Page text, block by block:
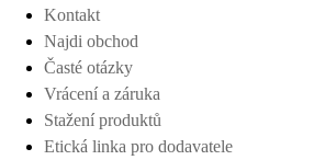
Kontakt
Najdi obchod
Časté otázky
Vrácení a záruka
Stažení produktů
Etická linka pro dodavatele